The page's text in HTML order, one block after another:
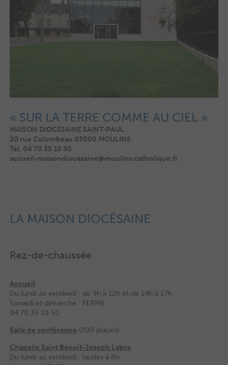
« SUR LA TERRE COMME AU CIEL »
MAISON DIOCÉSAINE SAINT-PAUL
20 rue Colombeau 03000 MOULINS
Tél. 04 70 35 10 50
accueil-maisondiocesaine@moulins.catholique.fr
LA MAISON DIOCÉSAINE
Rez-de-chaussée
Accueil
Du lundi au vendredi : de 9h à 12h et de 14h à 17h
Samedi et dimanche : FERME
04 70 35 10 50
Salle de conférence (200 places)
Chapelle Saint Benoît-Joseph Labre
Du lundi au vendredi : laudes à 8h